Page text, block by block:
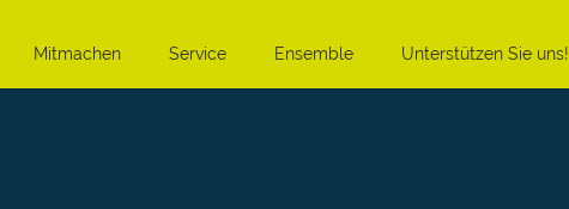
Mitmachen Service Ensemble Unterstützen Sie uns!